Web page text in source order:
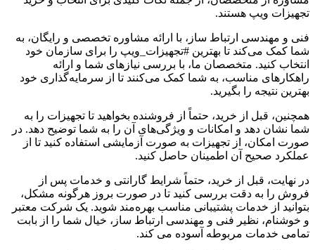
تجهیزات ویپ هستند.
فنی و مهندسی ارتباط ساز، با ارائه مشاوره تخصصی و رایگان، به
شما کمک می‌کند تا بهترین #تجهیزات_ویپ را برای سازمان خود
انتخاب کنید. متخصصان ما، با بررسی نیازهای شما و ارائه
راهکارهای مناسب، به شما کمک می‌کنند تا از سرمایه‌گذاری خود
بهترین نتیجه را بگیرید.
همچنین، قبل از خرید، حتماً از فروشنده بخواهید تا تجهیزات را به
شما نشان دهد و امکانات و ویژگی‌های آن را به شما توضیح دهد. در
صورت امکان، از تجهیزات به صورت آزمایشی استفاده کنید تا از
عملکرد صحیح آن اطمینان حاصل کنید.
در نهایت، قبل از خرید، حتماً شرایط گارانتی و خدمات پس از
فروش را به دقت بررسی کنید تا در صورت بروز هرگونه مشکل،
بتوانید از خدمات پشتیبانی مناسب بهره‌مند شوید. یک شرکت معتبر
و خوشنام، نظیر فنی و مهندسی ارتباط ساز، خیال شما را از بابت
تمامی خدمات مربوطه آسوده می کند.